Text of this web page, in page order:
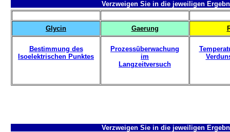
Verzweigen Sie in die jeweiligen
Glycin Gaerung
Bestimmung des
Isoelektrischen Punktes
Prozessüberwachung
im
Langzeitversuch
Verzweigen Sie in die jeweiligen